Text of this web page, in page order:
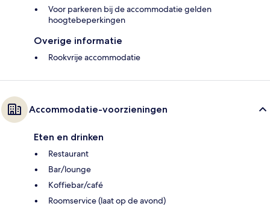
Voor parkeren bij de accommodatie gelden
hoogtebeperkingen
Overige informatie
Rookvrije accommodatie
Accommodatie-voorzieningen
Eten en drinken
Restaurant
Bar/lounge
Koffiebar/café
Roomservice (laat op de avond)